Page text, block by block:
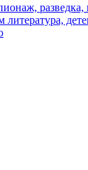
разведка,
литература,